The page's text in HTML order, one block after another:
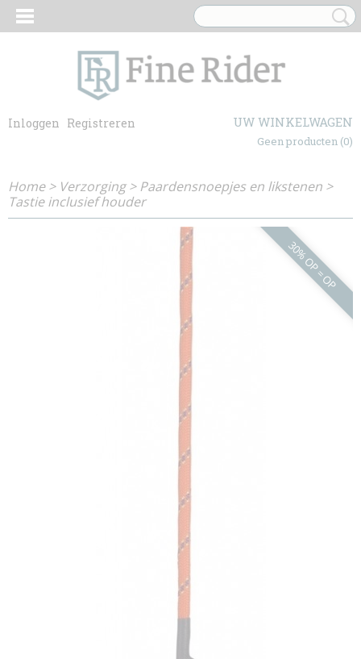
Inloggen Registreren UW WINKELWAGEN
Geen producten (0)
Home> Verzorging>Paardensnoepjes en likstenen >
Tastie inclusief houder
30% OP = OP